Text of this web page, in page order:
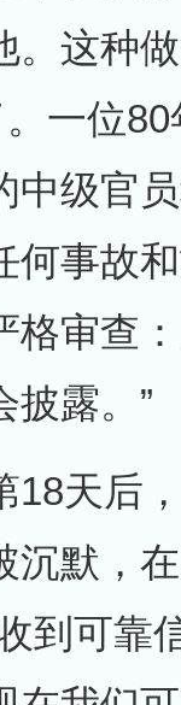
。这种
。一位
中级官
何事故
格审查
披露。”
18天后
沉默，
到可靠